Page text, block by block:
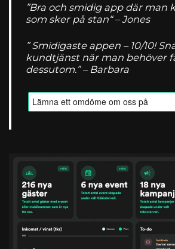
”Bra och smidig app där man
som sker på stan“ – Jones
” Smidigaste appen – 10/10!
kundtjänst när man behöver
dessutom.” – Barbara